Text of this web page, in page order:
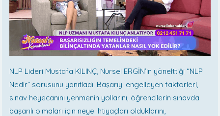
NLP Lideri Mustafa KILINÇ, Nursel ERGİN’in yönelttiği “NLP
Nedir” sorusunu yanıtladı. Başarıyı engelleyen faktörleri,
sınav heyecanını yenmenin yollarını, öğrencilerin sınavda
başarılı olmaları için neye ihtiyaçları olduklarını,